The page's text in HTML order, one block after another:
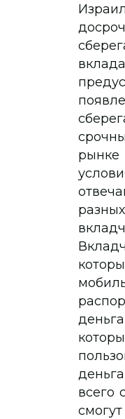
всего